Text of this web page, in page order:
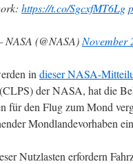
https://t.co/SgcxfMT6Lg
(@NASA) November
in dieser NASA-
der NASA, hat die
für den Flug zum Mond
Mondlandevorhaben
Nutzlasten erfordern